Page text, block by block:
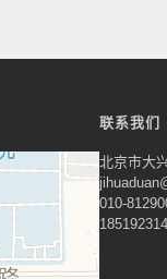
联系我们
北京市大
010-